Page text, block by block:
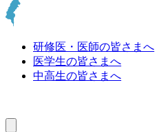
研修医・医師の皆さまへ
医学生の皆さまへ
中高生の皆さまへ